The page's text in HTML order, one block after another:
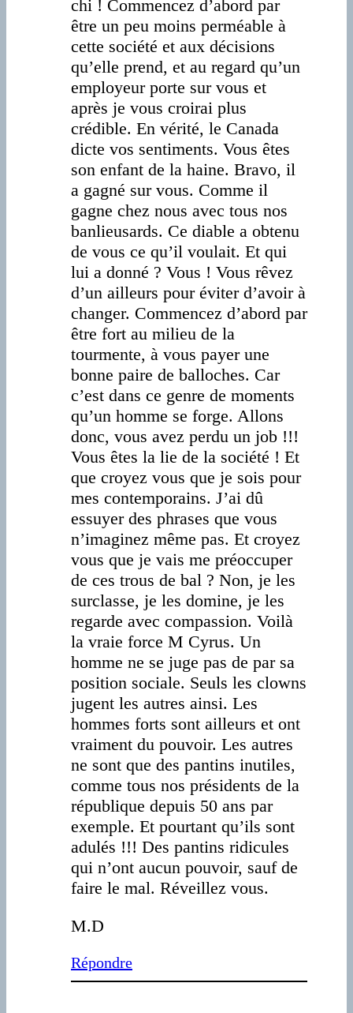
chi ! Commencez d’abord par
être un peu moins perméable à
cette société et aux décisions
qu’elle prend, et au regard qu’un
employeur porte sur vous et
après je vous croirai plus
crédible. En vérité, le Canada
dicte vos sentiments. Vous êtes
son enfant de la haine. Bravo, il
a gagné sur vous. Comme il
gagne chez nous avec tous nos
banlieusards. Ce diable a obtenu
de vous ce qu’il voulait. Et qui
lui a donné ? Vous ! Vous rêvez
d’un ailleurs pour éviter d’avoir à
changer. Commencez d’abord par
être fort au milieu de la
tourmente, à vous payer une
bonne paire de balloches. Car
c’est dans ce genre de moments
qu’un homme se forge. Allons
donc, vous avez perdu un job !!!
Vous êtes la lie de la société ! Et
que croyez vous que je sois pour
mes contemporains. J’ai dû
essuyer des phrases que vous
n’imaginez même pas. Et croyez
vous que je vais me préoccuper
de ces trous de bal ? Non, je les
surclasse, je les domine, je les
regarde avec compassion. Voilà
la vraie force M Cyrus. Un
homme ne se juge pas de par sa
position sociale. Seuls les clowns
jugent les autres ainsi. Les
hommes forts sont ailleurs et ont
vraiment du pouvoir. Les autres
ne sont que des pantins inutiles,
comme tous nos présidents de la
république depuis 50 ans par
exemple. Et pourtant qu’ils sont
adulés !!! Des pantins ridicules
qui n’ont aucun pouvoir, sauf de
faire le mal. Réveillez vous.
M.D
Répondre